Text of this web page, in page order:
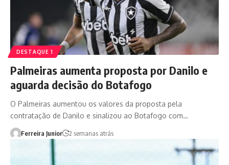
DESTAQUE 1
Palmeiras aumenta proposta por Danilo e
aguarda decisão do Botafogo
O Palmeiras aumentou os valores da proposta pela
contratação de Danilo e sinalizou ao Botafogo com…
Ferreira Junior 2 semanas atrás